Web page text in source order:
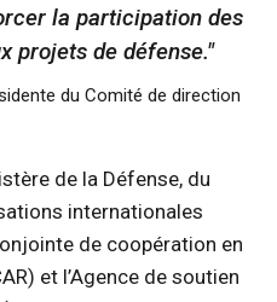
la participation des
projets de défense.
du Comité de direction
de la Défense, du
internationales
de coopération en
et l’Agence de soutien